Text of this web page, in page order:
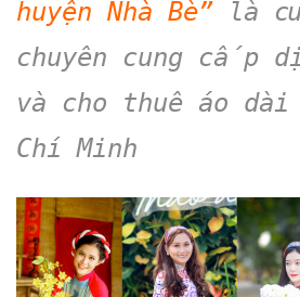
huyện Nhà Bè” là
chuyên cung cấp
và cho thuê áo
Chí Minh